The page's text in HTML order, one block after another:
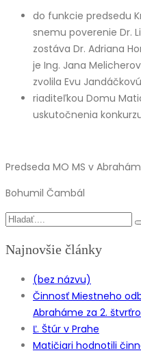
do funkcie predsedu
snemu poverenie Dr.
zostáva Dr. Adriana
je Ing. Jana
zvolila Evu Jandáčkovú
riaditeľkou Domu
uskutočnenia
Predseda MO MS v
Bohumil Čambál
Najnovšie články
(bez názvu)
Činnosť Miestneho
Abraháme za 2.
Ľ. Štúr v Prahe
Matičiari hodnotili